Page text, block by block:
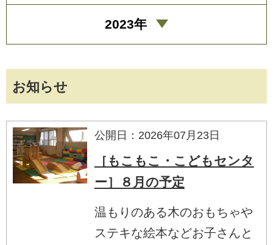
お知らせ
公開日：2026年07月23日
［もこもこ・こどもセンタ
ー］８月の予定
温もりのある木のおもちゃや
ステキな絵本などお子さんと
2023年